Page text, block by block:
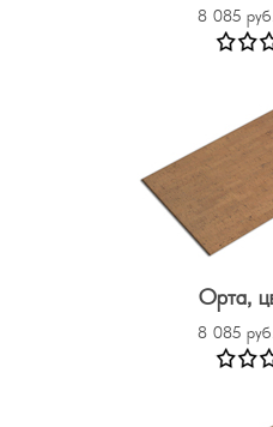
8 085
Орта,
8 085